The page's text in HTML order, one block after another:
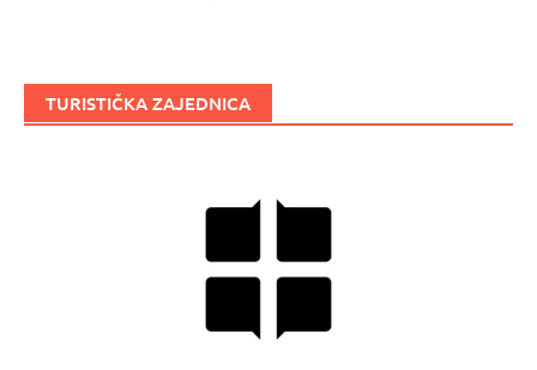
TURISTIČKA ZAJEDNICA